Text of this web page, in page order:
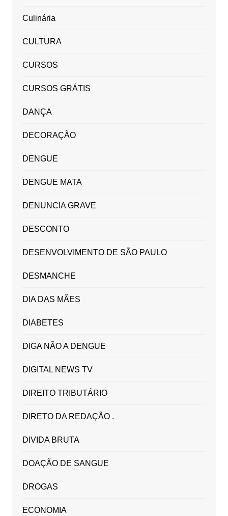
Culinária
CULTURA
CURSOS
CURSOS GRÁTIS
DANÇA
DECORAÇÃO
DENGUE
DENGUE MATA
DENUNCIA GRAVE
DESCONTO
DESENVOLVIMENTO DE SÃO PAULO
DESMANCHE
DIA DAS MÃES
DIABETES
DIGA NÃO A DENGUE
DIGITAL NEWS TV
DIREITO TRIBUTÁRIO
DIRETO DA REDAÇÃO .
DIVIDA BRUTA
DOAÇÃO DE SANGUE
DROGAS
ECONOMIA